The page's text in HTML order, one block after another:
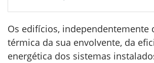
Os edifícios, independentemente
térmica da sua envolvente, da
energética dos sistemas